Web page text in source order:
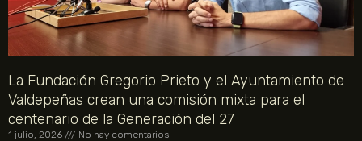
La Fundación Gregorio Prieto y el Ayuntamiento de
Valdepeñas crean una comisión mixta para el
centenario de la Generación del 27
1 julio, 2026 No hay comentarios